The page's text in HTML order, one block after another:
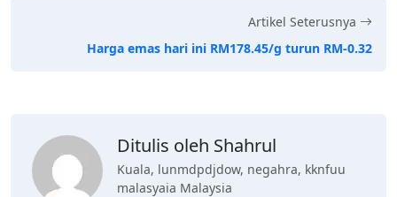
Artikel Seterusnya
Harga emas hari ini RM178.45/g turun RM-0.32
Ditulis oleh Shahrul
Kuala, lunmdpdjdow, negahra, kknfuu
malasyaia Malaysia